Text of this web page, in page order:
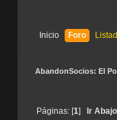
Inicio Foro
AbandonSocios: El
Páginas: [1] Ir Abajo